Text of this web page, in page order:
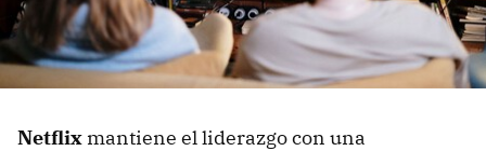
Netflix mantiene el liderazgo con una